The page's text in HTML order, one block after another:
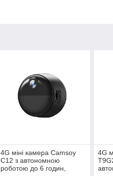
4G міні камера Camsoy
C12 з автономною
роботою до 6 годин,
4G